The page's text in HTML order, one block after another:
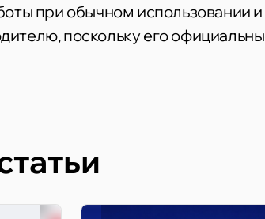
при обычном использовании
поскольку его